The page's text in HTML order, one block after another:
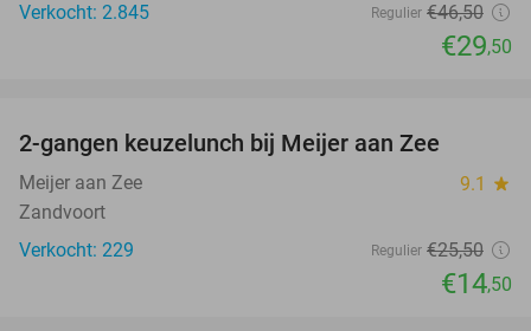
Verkocht: 2.845
Regulier €46,50
€29,50
2-gangen keuzelunch bij Meijer aan Zee
Meijer aan Zee 9.1 star
Zandvoort
Verkocht: 229
Regulier €25,50
€14,50